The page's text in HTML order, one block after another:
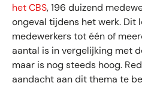
het CBS, 196 duizend
ongeval tijdens het werk. Dit
medewerkers tot één of
aantal is in vergelijking met
maar is nog steeds hoog.
aandacht aan dit thema te